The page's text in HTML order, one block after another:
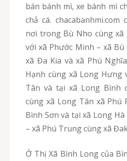
bán bánh mì, xe bánh mì
chả cá.
nơi trong Bù Nho cùng xã
với xã Phước Minh – xã Bù
xã Đa Kia và xã Phú
Hạnh cùng xã Long Hưng
Tân và tại xã Long Bình
cùng xã Long Tân xã Phú
Bình Sơn và tại xã Long
– xã Phú Trung cùng xã
Ở Thị Xã Bình Long của Bình Phước, hiện tại